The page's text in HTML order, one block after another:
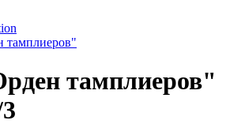
тамплиеров"
тамплиеров"